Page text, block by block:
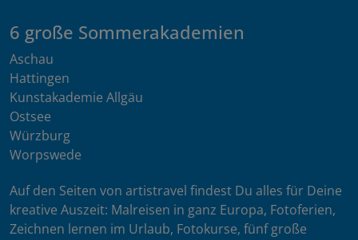
6 große Sommerakademien
Aschau
Hattingen
Kunstakademie Allgäu
Ostsee
Würzburg
Worpswede
Auf den Seiten von artistravel findest Du alles für Deine
kreative Auszeit: Malreisen in ganz Europa, Fotoferien,
Zeichnen lernen im Urlaub, Fotokurse, fünf große